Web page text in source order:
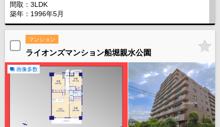
間取：3LDK
築年：1996年5月
マンション
ライオンズマンション船堀親水公園
画像多数